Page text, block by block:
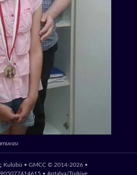
Kulübü • GMCC © 2014-2026 •
• Antalya/Türkiye